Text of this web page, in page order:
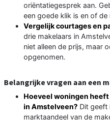
oriëntatiegesprek aan.
een goede klik is en of
Vergelijk courtages en
drie makelaars in
niet alleen de prijs, maar
opgenomen.
Belangrijke vragen aan een
Hoeveel woningen
in Amstelveen? Dit geeft
marktaandeel van de